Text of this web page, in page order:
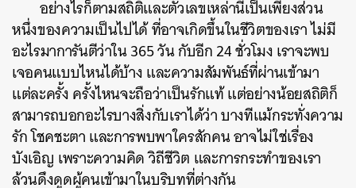
อย่างไรก็ตามสถิติและตัวเลขเหล่านี้เป็นเพียงส่วน
หนึ่งของความเป็นไปได้ ที่อาจเกิดขึ้นในชีวิตของเรา ไม่มี
อะไรมาการันตีว่าใน 365 วัน กับอีก 24 ชั่วโมง เราจะพบ
เจอคนแบบไหนได้บ้าง และความสัมพันธ์ที่ผ่านเข้ามา
แต่ละครั้ง ครั้งไหนจะถือว่าเป็นรักแท้ แต่อย่างน้อยสถิติก็
สามารถบอกอะไรบางสิ่งกับเราได้ว่า บางทีแม้กระทั่งความ
รัก โชคชะตา และการพบพาใครสักคน อาจไม่ใช่เรื่อง
บังเอิญ เพราะความคิด วิถีชีวิต และการกระทำของเรา
ล้วนดึงดูดผู้คนเข้ามาในบริบทที่ต่างกัน